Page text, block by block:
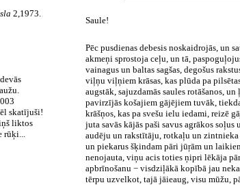
2,1973.
skatījuši!
liktos
rūķi...
Saule!
Pēc pusdienas debesis noskaidrojās, un
akmeņi sprostoja ceļu, un tā,
vainagus un baltas sagšas, degošus
viļņu viļņiem krāsas, kas plūda pa
augstāk, sajuzdamās saules rotāšanos,
pavirzījās košajiem gājējiem tuvāk,
krāšņos, kas pa svešu ielu iedami, reizē
juta savās kājās paši savus agrākos
audēju un rakstītāju, rotkaļu un
un piekarus šķindam pāri jūŗām un
nenojauta, viņu acis toties ņipri lēkāja
apbrīnošanu − visdziļākā kopībā jau
tērpu uzvelkot, tajā jāieaug, visu mūžu,